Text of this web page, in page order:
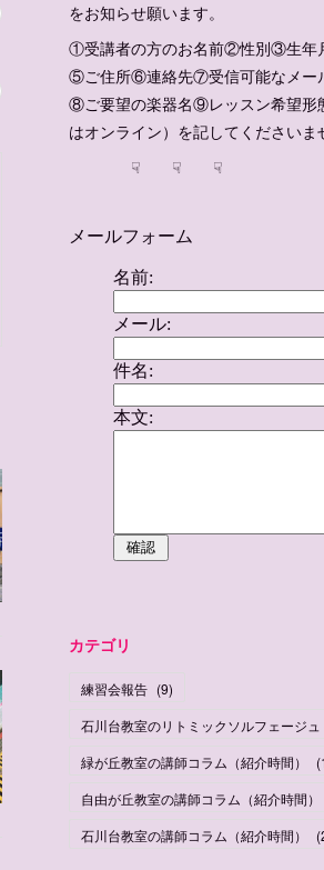
をお知らせ願います。
①受講者の方のお名前②性別③生年
⑤ご住所⑥連絡先⑦受信可能なメー
⑧ご要望の楽器名⑨レッスン希望形
はオンライン）を記してくださいま
☟ ☟ ☟
カテゴリ
練習会報告 (9)
石川台教室のリトミックソルフェージュ
緑が丘教室の講師コラム（紹介時間）
(
自由が丘教室の講師コラム（紹介時間）
石川台教室の講師コラム（紹介時間）
(